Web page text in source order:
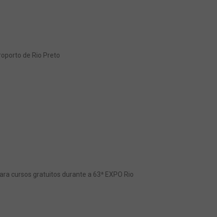
de Rio Preto
cursos gratuitos durante a 63ª EXPO Rio